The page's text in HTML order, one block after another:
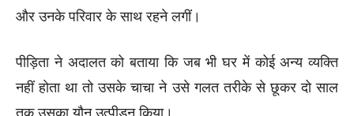
और उनके परिवार के साथ रहने लगीं।
पीड़िता ने अदालत को बताया कि जब भी घर में कोई अन्य व्यक्ति
नहीं होता था तो उसके चाचा ने उसे गलत तरीके से छूकर दो साल
तक उसका यौन उत्पीड़न किया।